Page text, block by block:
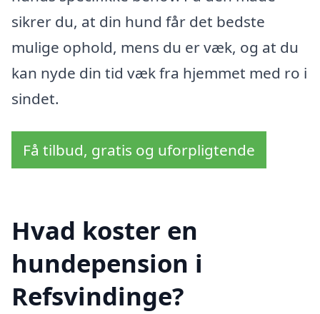
sikrer du, at din hund får det bedste
mulige ophold, mens du er væk, og at du
kan nyde din tid væk fra hjemmet med ro i
sindet.
Få tilbud, gratis og uforpligtende
Hvad koster en
hundepension i
Refsvindinge?